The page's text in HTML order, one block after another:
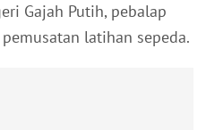
Gajah Putih, pebalap
latihan sepeda.